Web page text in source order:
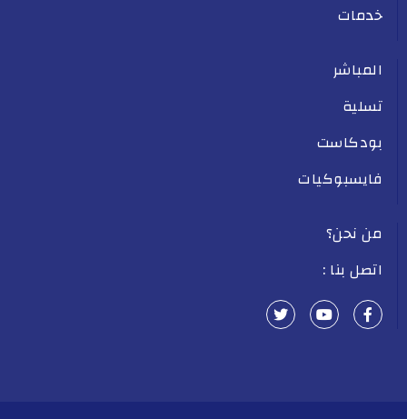
خدمات
المباشر
تسلية
بودكاست
فايسبوكيات
من نحن؟
اتصل بنا :